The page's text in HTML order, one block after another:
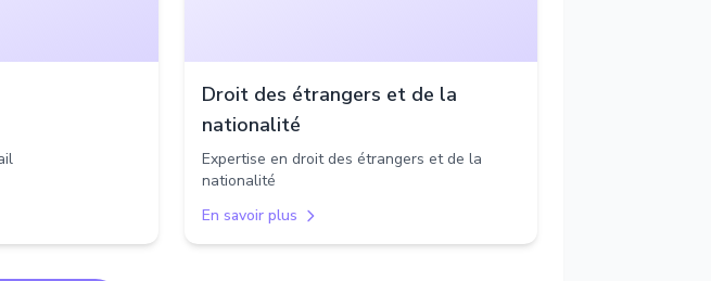
Droit des étrangers et de la
nationalité
Expertise en droit des étrangers et de la
nationalité
En savoir plus